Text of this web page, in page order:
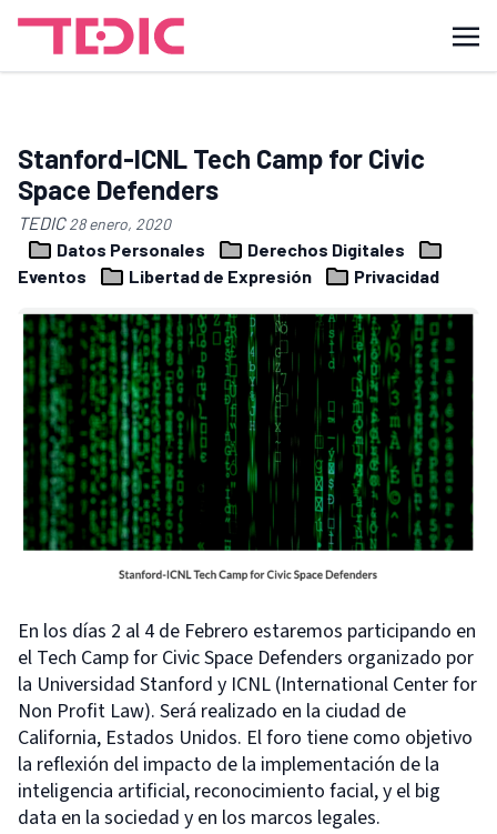
Stanford-ICNL Tech Camp for Civic
Space Defenders
TEDIC28 enero, 2020
Datos Personales
Derechos Digitales
Eventos
Libertad de Expresión Privacidad
En los días 2 al 4 de Febrero estaremos participando en
el Tech Camp for Civic Space Defenders organizado por
la Universidad Stanford y ICNL (International Center for
Non Profit Law). Será realizado en la ciudad de
California, Estados Unidos. El foro tiene como objetivo
la reflexión del impacto de la implementación de la
inteligencia artificial, reconocimiento facial, y el big
data en la sociedad y en los marcos legales.